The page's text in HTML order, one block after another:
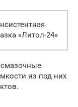
«Литол-24»
из под них